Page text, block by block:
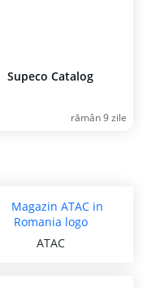
Supeco Catalog
rămân 9 zile
ATAC